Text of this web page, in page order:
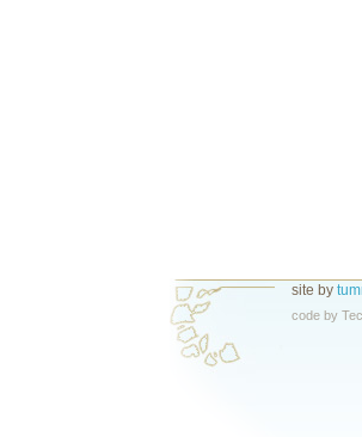
site by
code by